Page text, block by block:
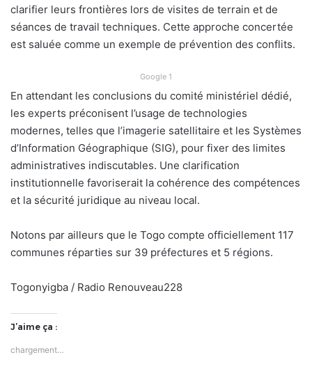
clarifier leurs frontières lors de visites de terrain et de
séances de travail techniques. Cette approche concertée
est saluée comme un exemple de prévention des conflits.
Google 1
En attendant les conclusions du comité ministériel dédié,
les experts préconisent l’usage de technologies
modernes, telles que l’imagerie satellitaire et les Systèmes
d’Information Géographique (SIG), pour fixer des limites
administratives indiscutables. Une clarification
institutionnelle favoriserait la cohérence des compétences
et la sécurité juridique au niveau local.
Notons par ailleurs que le Togo compte officiellement 117
communes réparties sur 39 préfectures et 5 régions.
Togonyigba / Radio Renouveau228
J’aime ça :
chargement…